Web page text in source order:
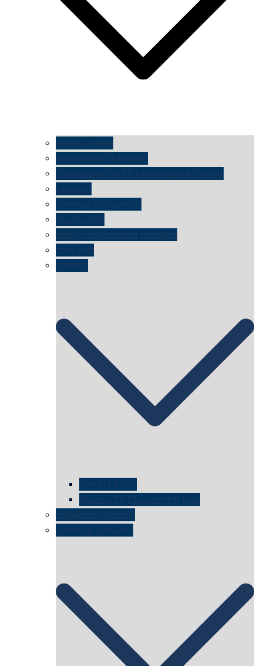
Angekommen
Menschen in Schildgen
Menschenkette für Demokratie & Vielfalt
konzerte
Karneval Monochrom
Baumgefühl
mein Chargesheimer reloaded
time shift
Istanbul
istanbul 1995
Istanbul 2015 in der IHK Köln
schwimmt Neptun?
„schnelle Antwort“